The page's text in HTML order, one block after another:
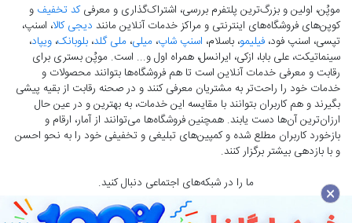
موپُن، اولین و بزرگ‌ترین پلتفرم بررسی، اشتراک‌گذاری و معرفیکد تخفیف و
کوپن‌های فروشگاه‌های اینترنتی و مراکز خدمات آنلاین مانند دیجی کالا، اسنپ،
تپسی، اسنپ فود، فیلیمو، باسلام، اسنپ شاپ، میلی، ملی گلد، بلوبانک، ویپاد،
سینماتیکت، علی بابا، ازکی، ایرانسل، همراه اول و... است. موپُن بستری برای
رقابت و معرفی خدمات آنلاین است تا هم فروشگاه‌ها بتوانند محصولات و
خدمات خود را راحت‌تر به مشتریان معرفی کنند و در صحنه رقابت از بقیه پیشی
بگیرند و هم کاربران بتوانند با مقایسه این خدمات، به بهترین و در عین حال
ارزان‌ترین آن‌ها دست‌ یابند. همچنین فروشگاه‌ها می‌توانند از آمار، ارقام و
بازخورد کاربران مطلع شده و کمپین‌های تبلیغی و تخفیفی خود را به نحو احسن
و با بازدهی بیشتر برگزار کنند.
ما را در شبکه‌های اجتماعی دنبال کنید.
×